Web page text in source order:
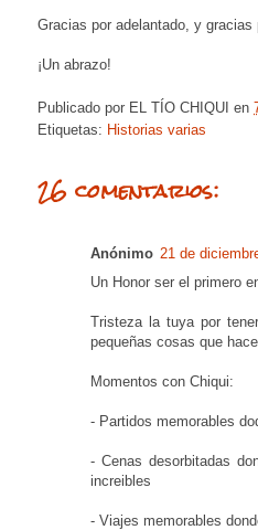
Gracias por adelantado, y gracias
¡Un abrazo!
Publicado por EL TÍO CHIQUI en
Etiquetas: Historias varias
26 comentarios:
Anónimo 21 de
Un Honor ser el primero
Tristeza la tuya por
pequeñas cosas que
Momentos con Chiqui:
- Partidos memorables
- Cenas desorbitadas
increibles
- Viajes memorables